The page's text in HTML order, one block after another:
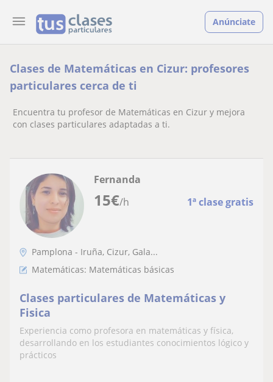
Anúnciate
Clases de Matemáticas en Cizur: profesores
particulares cerca de ti
Encuentra tu profesor de Matemáticas en Cizur y mejora
con clases particulares adaptadas a ti.
15€/h 1ª clase gratis
Fernanda
Pamplona - Iruña, Cizur, Gala...
Matemáticas: Matemáticas básicas
Clases particulares de Matemáticas y
Fisica
Experiencia como profesora en matemáticas y física,
desarrollando en los estudiantes conocimientos lógico y
prácticos